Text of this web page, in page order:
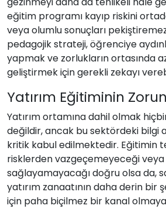
eğitim programı kayıp riskini
veya olumlu sonuçları
pedagojik strateji, öğrenciye
yapmak ve zorlukların ortasında
geliştirmek için gerekli zekayı
Yatırım Eğitiminin
Yatırım ortamına dahil olmak
değildir, ancak bu sektördeki bilgi
kritik kabul edilmektedir. Eğitimin
risklerden vazgeçemeyeceği veya
sağlayamayacağı doğru olsa da,
yatırım zanaatının daha derin bir
için paha biçilmez bir kanal